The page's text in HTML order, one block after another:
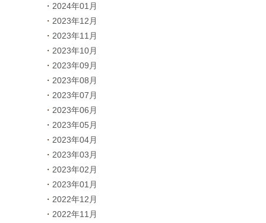
2024年01月
2023年12月
2023年11月
2023年10月
2023年09月
2023年08月
2023年07月
2023年06月
2023年05月
2023年04月
2023年03月
2023年02月
2023年01月
2022年12月
2022年11月